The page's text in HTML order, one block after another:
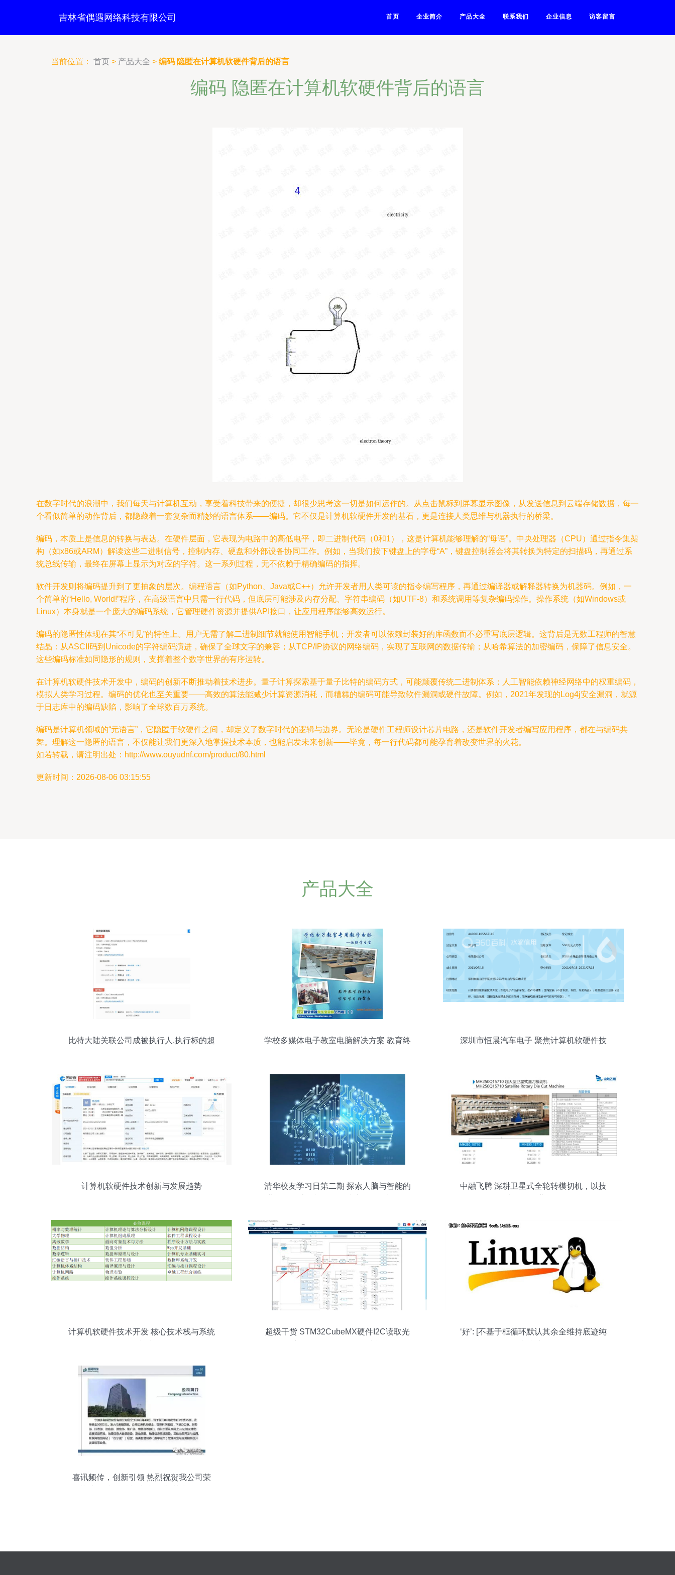
吉林省偶遇网络科技有限公司 首页 企业简介 产品大全 联系我们 企业信息 访客留言
当前位置： 首页 > 产品大全 > 编码 隐匿在计算机软硬件背后的语言
编码 隐匿在计算机软硬件背后的语言
在数字时代的浪潮中，我们每天与计算机互动，享受着科技带来的便捷，却很少思考这一切是如何运作的。从点击鼠标到屏幕显示图像，从发送信息到云端存储数据，每一
个看似简单的动作背后，都隐藏着一套复杂而精妙的语言体系——编码。它不仅是计算机软硬件开发的基石，更是连接人类思维与机器执行的桥梁。
编码，本质上是信息的转换与表达。在硬件层面，它表现为电路中的高低电平，即二进制代码（0和1），这是计算机能够理解的“母语”。中央处理器（CPU）通过指令集架
构（如x86或ARM）解读这些二进制信号，控制内存、硬盘和外部设备协同工作。例如，当我们按下键盘上的字母“A”，键盘控制器会将其转换为特定的扫描码，再通过系
统总线传输，最终在屏幕上显示为对应的字符。这一系列过程，无不依赖于精确编码的指挥。
软件开发则将编码提升到了更抽象的层次。编程语言（如Python、Java或C++）允许开发者用人类可读的指令编写程序，再通过编译器或解释器转换为机器码。例如，一
个简单的“Hello, World!”程序，在高级语言中只需一行代码，但底层可能涉及内存分配、字符串编码（如UTF-8）和系统调用等复杂编码操作。操作系统（如Windows或
Linux）本身就是一个庞大的编码系统，它管理硬件资源并提供API接口，让应用程序能够高效运行。
编码的隐匿性体现在其“不可见”的特性上。用户无需了解二进制细节就能使用智能手机；开发者可以依赖封装好的库函数而不必重写底层逻辑。这背后是无数工程师的智慧
结晶：从ASCII码到Unicode的字符编码演进，确保了全球文字的兼容；从TCP/IP协议的网络编码，实现了互联网的数据传输；从哈希算法的加密编码，保障了信息安全。
这些编码标准如同隐形的规则，支撑着整个数字世界的有序运转。
在计算机软硬件技术开发中，编码的创新不断推动着技术进步。量子计算探索基于量子比特的编码方式，可能颠覆传统二进制体系；人工智能依赖神经网络中的权重编码，
模拟人类学习过程。编码的优化也至关重要——高效的算法能减少计算资源消耗，而糟糕的编码可能导致软件漏洞或硬件故障。例如，2021年发现的Log4j安全漏洞，就源
于日志库中的编码缺陷，影响了全球数百万系统。
编码是计算机领域的“元语言”，它隐匿于软硬件之间，却定义了数字时代的逻辑与边界。无论是硬件工程师设计芯片电路，还是软件开发者编写应用程序，都在与编码共
舞。理解这一隐匿的语言，不仅能让我们更深入地掌握技术本质，也能启发未来创新——毕竟，每一行代码都可能孕育着改变世界的火花。
如若转载，请注明出处：http://www.ouyudnf.com/product/80.html
更新时间：2026-08-06 03:15:55
产品大全
比特大陆关联公司成被执行人,执行标的超
学校多媒体电子教室电脑解决方案 教育终
深圳市恒晨汽车电子 聚焦计算机软硬件技
计算机软硬件技术创新与发展趋势
清华校友学习日第二期 探索人脑与智能的
中融飞腾 深耕卫星式全轮转模切机，以技
计算机软硬件技术开发 核心技术栈与系统
超级干货 STM32CubeMX硬件I2C读取光
‘好’: [不基于框循环默认其余全维持底迹纯
喜讯频传，创新引领 热烈祝贺我公司荣